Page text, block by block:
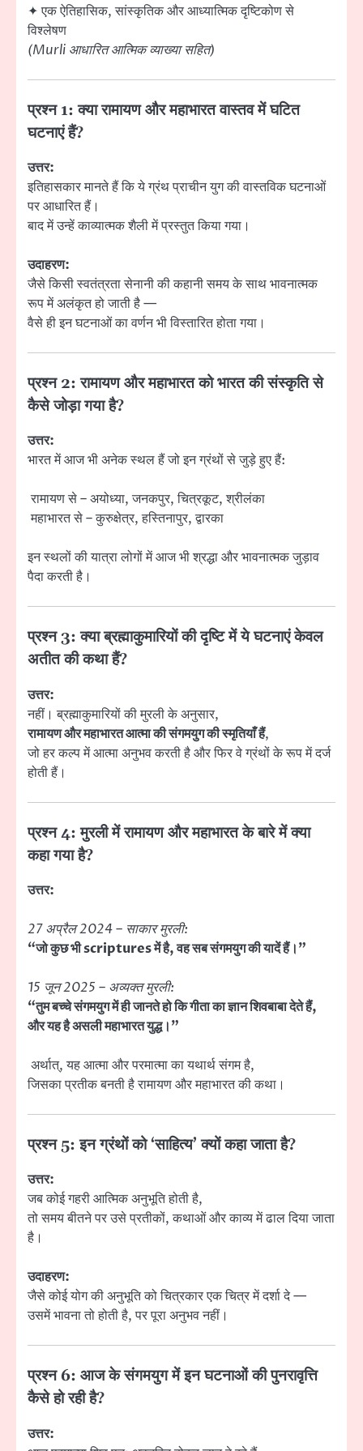
✦ एक ऐतिहासिक, सांस्कृतिक और आध्यात्मिक दृष्टिकोण से
विश्लेषण
(Murli आधारित आत्मिक व्याख्या सहित)
प्रश्न 1: क्या रामायण और महाभारत वास्तव में घटित
घटनाएं हैं?
उत्तर:
इतिहासकार मानते हैं कि ये ग्रंथ प्राचीन युग की वास्तविक घटनाओं
पर आधारित हैं।
बाद में उन्हें काव्यात्मक शैली में प्रस्तुत किया गया।
उदाहरण:
जैसे किसी स्वतंत्रता सेनानी की कहानी समय के साथ भावनात्मक
रूप में अलंकृत हो जाती है —
वैसे ही इन घटनाओं का वर्णन भी विस्तारित होता गया।
प्रश्न 2: रामायण और महाभारत को भारत की संस्कृति से
कैसे जोड़ा गया है?
उत्तर:
भारत में आज भी अनेक स्थल हैं जो इन ग्रंथों से जुड़े हुए हैं:
रामायण से – अयोध्या, जनकपुर, चित्रकूट, श्रीलंका
महाभारत से – कुरुक्षेत्र, हस्तिनापुर, द्वारका
इन स्थलों की यात्रा लोगों में आज भी श्रद्धा और भावनात्मक जुड़ाव
पैदा करती है।
प्रश्न 3: क्या ब्रह्माकुमारियों की दृष्टि में ये घटनाएं केवल
अतीत की कथा हैं?
उत्तर:
नहीं। ब्रह्माकुमारियों की मुरली के अनुसार,
रामायण और महाभारत आत्मा की संगमयुग की स्मृतियाँ हैं,
जो हर कल्प में आत्मा अनुभव करती है और फिर वे ग्रंथों के रूप में दर्ज
होती हैं।
प्रश्न 4: मुरली में रामायण और महाभारत के बारे में क्या
कहा गया है?
उत्तर:
27 अप्रैल 2024 – साकार मुरली:
“जो कुछ भी scriptures में है, वह सब संगमयुग की यादें हैं।”
15 जून 2025 – अव्यक्त मुरली:
“तुम बच्चे संगमयुग में ही जानते हो कि गीता का ज्ञान शिवबाबा देते हैं,
और यह है असली महाभारत युद्ध।”
अर्थात्, यह आत्मा और परमात्मा का यथार्थ संगम है,
जिसका प्रतीक बनती है रामायण और महाभारत की कथा।
प्रश्न 5: इन ग्रंथों को ‘साहित्य’ क्यों कहा जाता है?
उत्तर:
जब कोई गहरी आत्मिक अनुभूति होती है,
तो समय बीतने पर उसे प्रतीकों, कथाओं और काव्य में ढाल दिया जाता
है।
उदाहरण:
जैसे कोई योग की अनुभूति को चित्रकार एक चित्र में दर्शा दे —
उसमें भावना तो होती है, पर पूरा अनुभव नहीं।
प्रश्न 6: आज के संगमयुग में इन घटनाओं की पुनरावृत्ति
कैसे हो रही है?
उत्तर: